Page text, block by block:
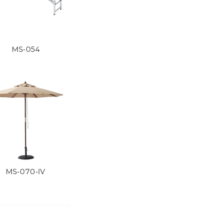
MS-054
MS-070-IV